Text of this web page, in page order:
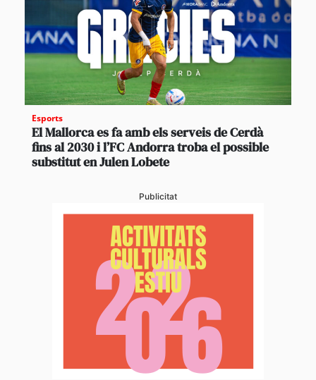
Esports
El Mallorca es fa amb els serveis de Cerdà
fins al 2030 i l’FC Andorra troba el possible
substitut en Julen Lobete
Publicitat